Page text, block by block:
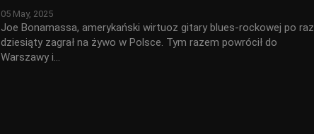
05 May, 2025
Joe Bonamassa, amerykański wirtuoz gitary blues-rockowej po raz
dziesiąty zagrał na żywo w Polsce. Tym razem powrócił do
Warszawy i…